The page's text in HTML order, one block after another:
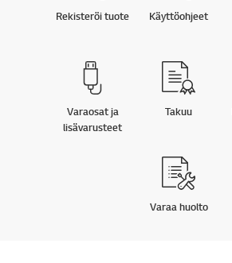
Rekisteröi tuote Käyttöohjeet
Varaosat ja
lisävarusteet
Takuu
Varaa huolto
Online Chat